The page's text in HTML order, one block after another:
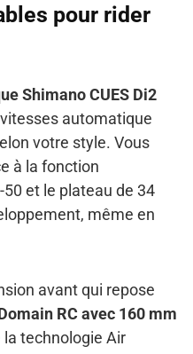
pour rider
Shimano CUES Di2
automatique
votre style. Vous
à la fonction
50 et le plateau de 34
même en
avant qui repose
RC avec 160 mm
la technologie Air